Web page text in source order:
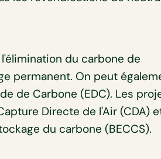
du carbone de
permanent. On peut
de Carbone (EDC). Les
Directe de l'Air (CDA)
du carbone (BECCS).